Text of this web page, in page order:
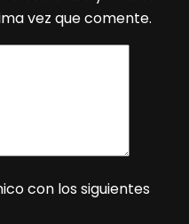
vez que comente.
con los siguientes